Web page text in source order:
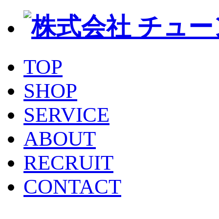
TOP
SHOP
SERVICE
ABOUT
RECRUIT
CONTACT